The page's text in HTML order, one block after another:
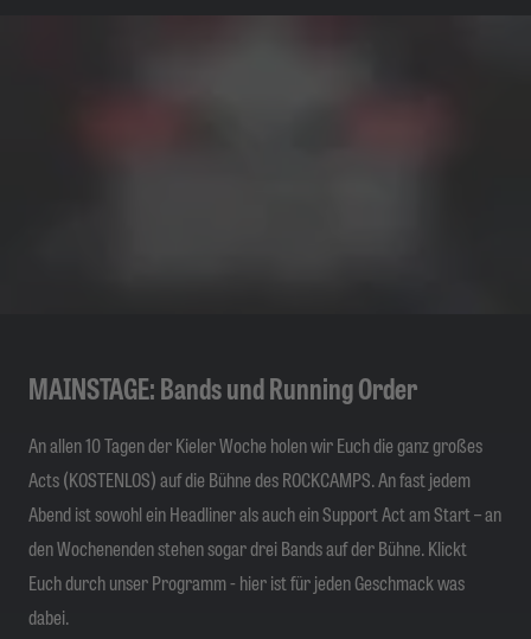
MAINSTAGE: Bands und Running Order
An allen 10 Tagen der Kieler Woche holen wir Euch die ganz großes
Acts (KOSTENLOS) auf die Bühne des ROCKCAMPS. An fast jedem
Abend ist sowohl ein Headliner als auch ein Support Act am Start – an
den Wochenenden stehen sogar drei Bands auf der Bühne. Klickt
Euch durch unser Programm - hier ist für jeden Geschmack was
dabei.